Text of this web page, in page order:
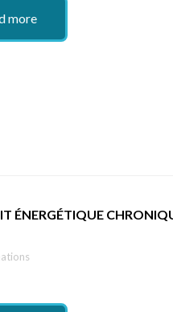
more
ÉNERGÉTIQUE